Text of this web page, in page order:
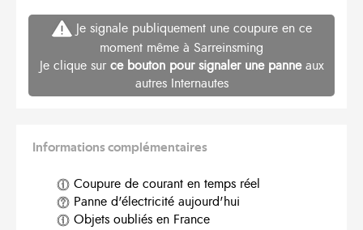
Je signale publiquement une coupure en ce
moment même à Sarreinsming
Je clique sur ce bouton pour signaler une panneaux
autres Internautes
Informations complémentaires
Coupure de courant en temps réel
Panne d'électricité aujourd'hui
Objets oubliés en France